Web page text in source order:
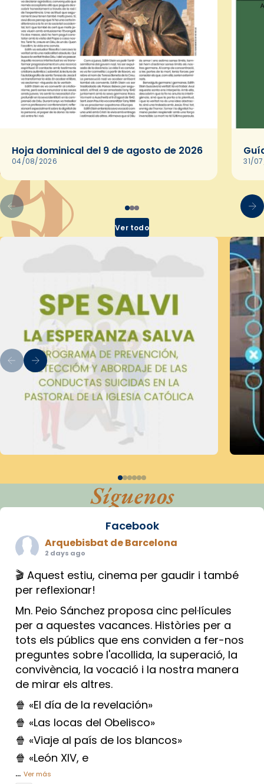
Hoja dominical del 9 de agosto de 2026
04/08/2026 31/
Ver todo
Síguenos
Facebook
Arquebisbat de Barcelona
2 days ago
🎬 Aquest estiu, cinema per gaudir i també
per reflexionar!
Mn. Peio Sánchez proposa cinc pel·lícules
per a aquestes vacances. Històries per a
tots els públics que ens conviden a fer-nos
preguntes sobre l'acollida, la superació, la
convivència, la vocació i la nostra manera
de mirar els altres.
🍿 «El día de la revelación»
🍿 «Las locas del Obelisco»
🍿 «Viaje al país de los blancos»
🍿 «León XIV, e
... Ver más